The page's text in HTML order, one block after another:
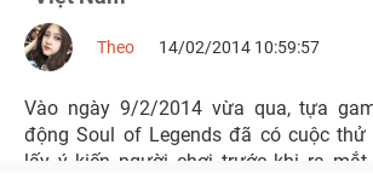
Theo 14/02/2014 10:59:57
Vào ngày 9/2/2014 vừa qua, tựa
động Soul of Legends đã có cuộc thử
lấy ý kiến người chơi trước khi ra mắt